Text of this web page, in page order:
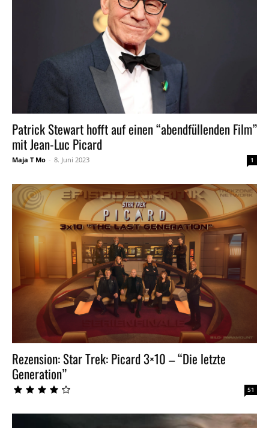
Patrick Stewart hofft auf einen “abendfüllenden Film”
mit Jean-Luc Picard
Maja T Mo - 8. Juni 2023 1
Rezension: Star Trek: Picard 3×10 – “Die letzte
Generation”
51